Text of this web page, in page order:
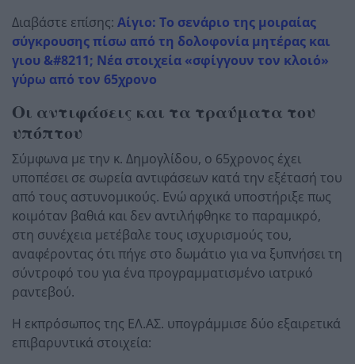
Διαβάστε επίσης: Αίγιο: Το σενάριο της μοιραίας
σύγκρουσης πίσω από τη δολοφονία μητέρας και
γιου &#8211; Νέα στοιχεία «σφίγγουν τον κλοιό»
γύρω από τον 65χρονο
Οι αντιφάσεις και τα τραύματα του
υπόπτου
Σύμφωνα με την κ. Δημογλίδου, ο 65χρονος έχει
υποπέσει σε σωρεία αντιφάσεων κατά την εξέτασή του
από τους αστυνομικούς. Ενώ αρχικά υποστήριξε πως
κοιμόταν βαθιά και δεν αντιλήφθηκε το παραμικρό,
στη συνέχεια μετέβαλε τους ισχυρισμούς του,
αναφέροντας ότι πήγε στο δωμάτιο για να ξυπνήσει τη
σύντροφό του για ένα προγραμματισμένο ιατρικό
ραντεβού.
Η εκπρόσωπος της ΕΛ.ΑΣ. υπογράμμισε δύο εξαιρετικά
επιβαρυντικά στοιχεία: